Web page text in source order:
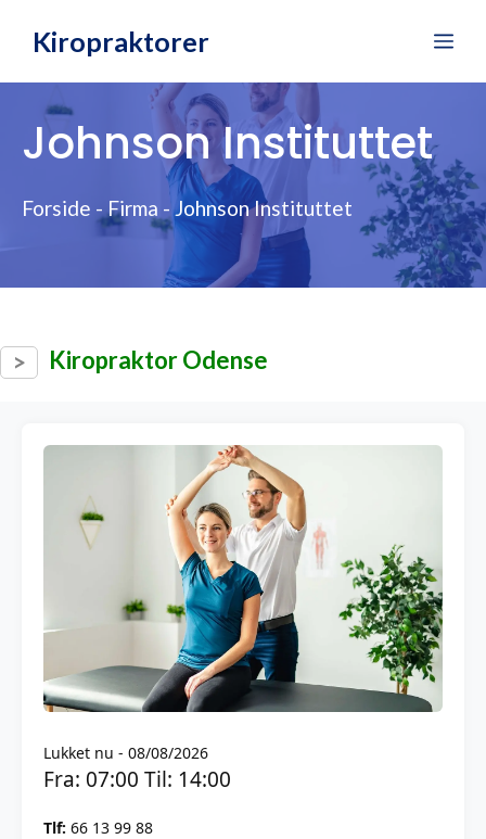
Kiropraktorer
Johnson Instituttet
Forside -Firma -Johnson Instituttet
Kiropraktor Odense
Lukket nu - 08/08/2026
Fra: 07:00 Til: 14:00
Tlf: 66 13 99 88